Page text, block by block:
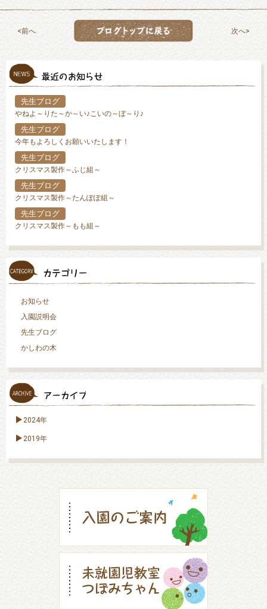
前へ 次へ
先生ブログ
やねよ～りた～か～い♪こいの～ぼ～り♪
先生ブログ
今年もよろしくお願いいたします！
先生ブログ
クリスマス製作～ふじ組～
先生ブログ
クリスマス製作～たんぽぽ組～
先生ブログ
クリスマス製作～もも組～
お知らせ
入園説明会
先生ブログ
かしわの木
2024年
2019年